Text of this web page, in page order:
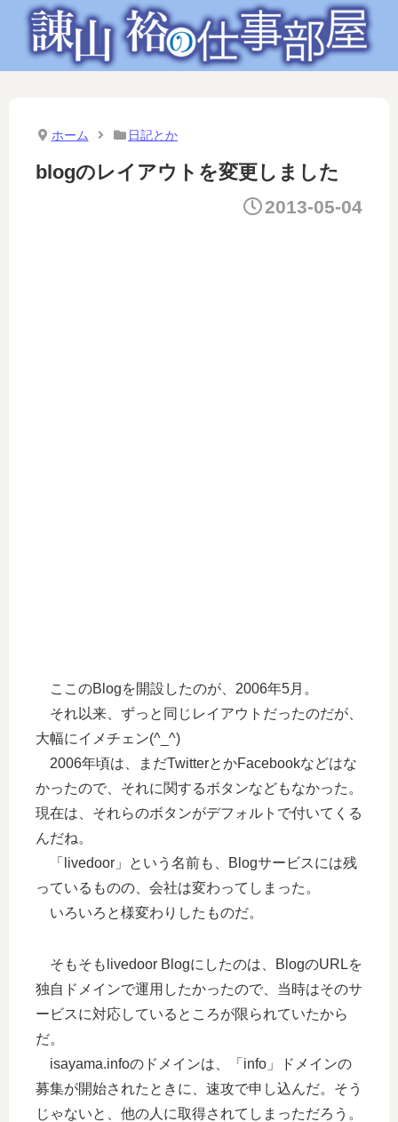
ホーム 日記とか
blogのレイアウトを変更しました
2013-05-04
ここのBlogを開設したのが、2006年5月。
それ以来、ずっと同じレイアウトだったのだが、
大幅にイメチェン(^_^)
2006年頃は、まだTwitterとかFacebookなどはな
かったので、それに関するボタンなどもなかった。
現在は、それらのボタンがデフォルトで付いてくる
んだね。
「livedoor」という名前も、Blogサービスには残
っているものの、会社は変わってしまった。
いろいろと様変わりしたものだ。
そもそもlivedoor Blogにしたのは、BlogのURLを
独自ドメインで運用したかったので、当時はそのサ
ービスに対応しているところが限られていたから
だ。
isayama.infoのドメインは、「info」ドメインの
募集が開始されたときに、速攻で申し込んだ。そう
じゃないと、他の人に取得されてしまっただろう。